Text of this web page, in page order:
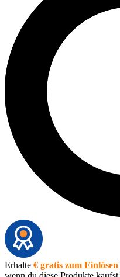
Erhalte € gratis zum Einlösen